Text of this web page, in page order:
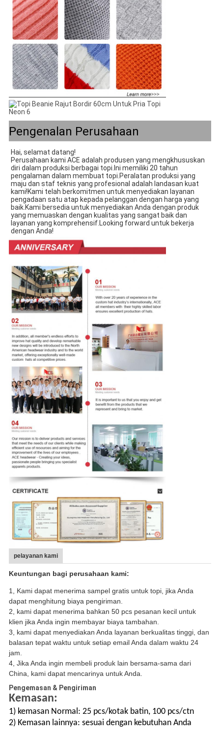
Pengenalan Perusahaan
Hai, selamat datang!
Perusahaan kami ACE adalah produsen yang mengkhususkan
diri dalam produksi berbagai topi.Ini memiliki 20 tahun
pengalaman dalam membuat topi.Peralatan produksi yang
maju dan staf teknis yang profesional adalah landasan kuat
kami!Kami telah berkomitmen untuk menyediakan layanan
pengadaan satu atap kepada pelanggan dengan harga yang
baik.Kami bersedia untuk menyediakan Anda dengan produk
yang memuaskan dengan kualitas yang sangat baik dan
layanan yang komprehensif.Looking forward untuk bekerja
dengan Anda!
pelayanan kami
Keuntungan bagi perusahaan kami:
1, Kami dapat menerima sampel gratis untuk topi, jika Anda
dapat menghitung biaya pengiriman.
2, kami dapat menerima bahkan 50 pcs pesanan kecil untuk
klien jika Anda ingin membayar biaya tambahan.
3, kami dapat menyediakan Anda layanan berkualitas tinggi, dan
balasan tepat waktu untuk setiap email Anda dalam waktu 24
jam.
4, Jika Anda ingin membeli produk lain bersama-sama dari
China, kami dapat mencarinya untuk Anda.
Pengemasan & Pengiriman
Kemasan:
1) kemasan Normal: 25 pcs/kotak batin, 100 pcs/ctn
2) Kemasan lainnya: sesuai dengan kebutuhan Anda